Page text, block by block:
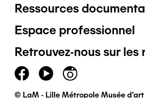
Pied
de
page
principal
Ressources
Espace professionnel
Retrouvez-nous sur les
© LaM - Lille Métropole Musée